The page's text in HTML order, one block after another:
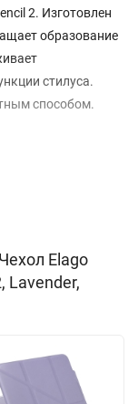
2. Изготовлен
образование
стилуса.
способом.
Elago
Lavender,